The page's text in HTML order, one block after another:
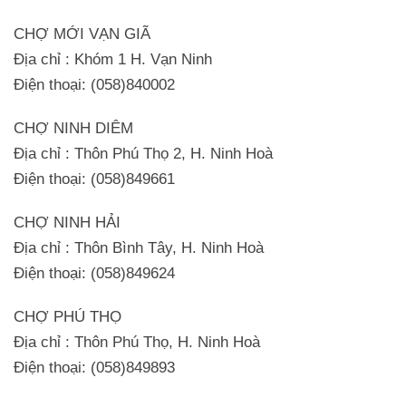
CHỢ MỚI VẠN GIÃ
Địa chỉ : Khóm 1 H. Vạn Ninh
Điện thoại: (058)840002
CHỢ NINH DIÊM
Địa chỉ : Thôn Phú Thọ 2, H. Ninh Hoà
Điện thoại: (058)849661
CHỢ NINH HẢI
Địa chỉ : Thôn Bình Tây, H. Ninh Hoà
Điện thoại: (058)849624
CHỢ PHÚ THỌ
Địa chỉ : Thôn Phú Thọ, H. Ninh Hoà
Điện thoại: (058)849893